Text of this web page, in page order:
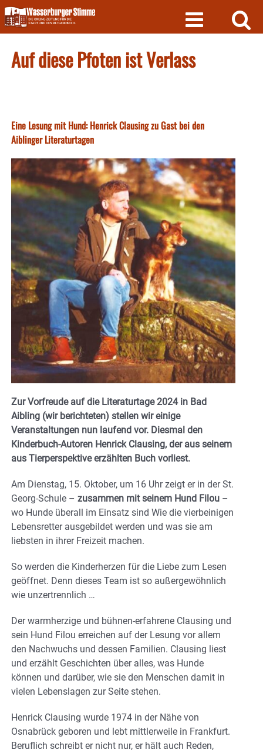
Skip
to
content
Auf diese Pfoten ist Verlass
Eine Lesung mit Hund: Henrick Clausing zu Gast bei den
Aiblinger Literaturtagen
Zur Vorfreude auf die Literaturtage 2024 in Bad
Aibling (wir berichteten) stellen wir einige
Veranstaltungen nun laufend vor. Diesmal den
Kinderbuch-Autoren Henrick Clausing, der aus seinem
aus Tierperspektive erzählten Buch vorliest.
Am Dienstag, 15. Oktober, um 16 Uhr zeigt er in der St.
Georg-Schule – zusammen mit seinem Hund Filou –
wo Hunde überall im Einsatz sind Wie die vierbeinigen
Lebensretter ausgebildet werden und was sie am
liebsten in ihrer Freizeit machen.
So werden die Kinderherzen für die Liebe zum Lesen
geöffnet. Denn dieses Team ist so außergewöhnlich
wie unzertrennlich …
Der warmherzige und bühnen-erfahrene Clausing und
sein Hund Filou erreichen auf der Lesung vor allem
den Nachwuchs und dessen Familien. Clausing liest
und erzählt Geschichten über alles, was Hunde
können und darüber, wie sie den Menschen damit in
vielen Lebenslagen zur Seite stehen.
Henrick Clausing wurde 1974 in der Nähe von
Osnabrück geboren und lebt mittlerweile in Frankfurt.
Beruflich schreibt er nicht nur, er hält auch Reden,